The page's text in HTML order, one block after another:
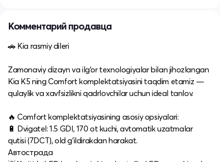
Комментарий продавца
🚗 Kia rasmiy dileri
Zamonaviy dizayn va ilg‘or texnologiyalar bilan jihozlangan
Kia K5 ning Comfort komplektatsiyasini taqdim etamiz —
qulaylik va xavfsizlikni qadrlovchilar uchun ideal tanlov.​
🔥 Comfort komplektatsiyasining asosiy opsiyalari:
🔋 Dvigatel: 1.5 GDI, 170 ot kuchi, avtomatik uzatmalar
qutisi (7DCT), old g‘ildirakdan harakat.​
Автострада